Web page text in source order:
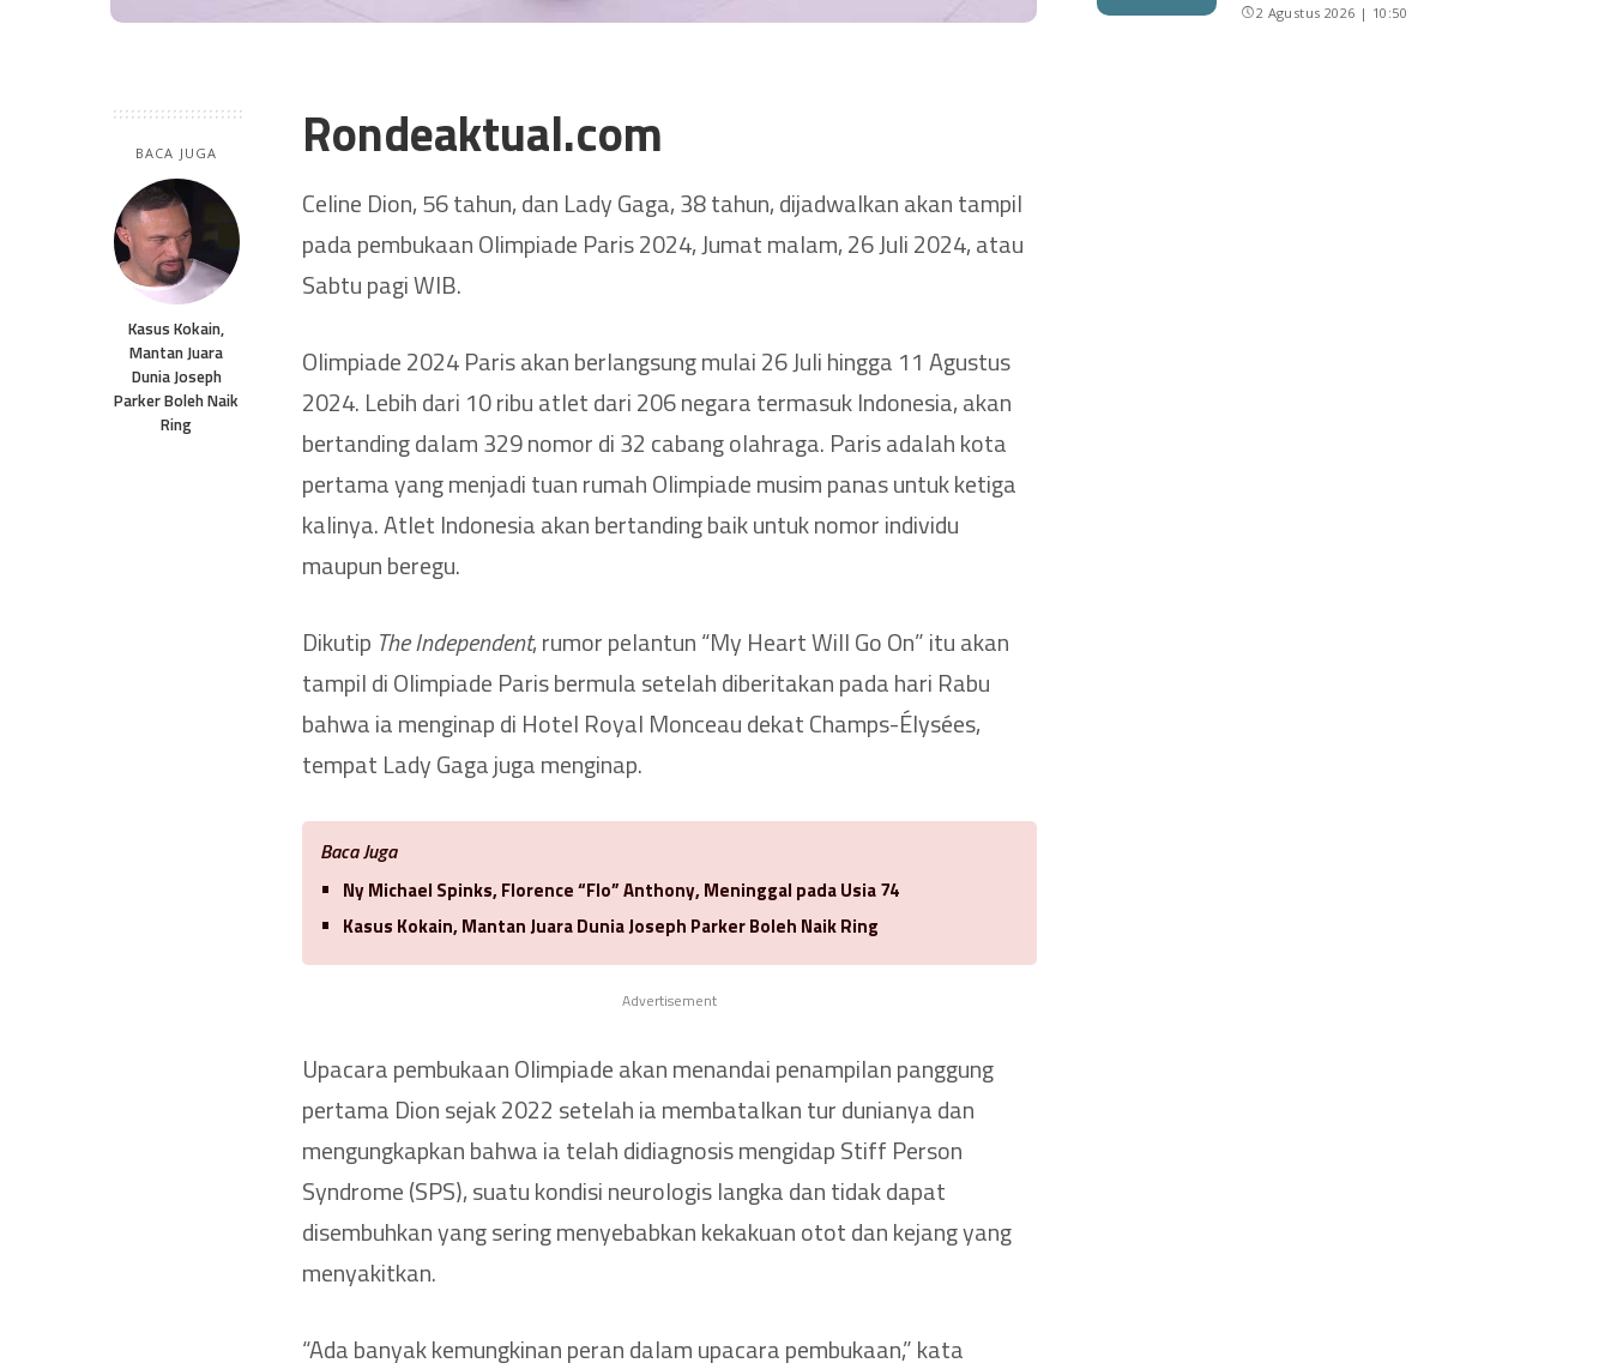
BACA JUGA
Kasus Kokain,
Mantan Juara
Dunia Joseph
Parker Boleh Naik
Ring
Rondeaktual.com
Celine Dion, 56 tahun, dan Lady Gaga, 38 tahun, dijadwalkan akan tampil
pada pembukaan Olimpiade Paris 2024, Jumat malam, 26 Juli 2024, atau
Sabtu pagi WIB.
Olimpiade 2024 Paris akan berlangsung mulai 26 Juli hingga 11 Agustus
2024. Lebih dari 10 ribu atlet dari 206 negara termasuk Indonesia, akan
bertanding dalam 329 nomor di 32 cabang olahraga. Paris adalah kota
pertama yang menjadi tuan rumah Olimpiade musim panas untuk ketiga
kalinya. Atlet Indonesia akan bertanding baik untuk nomor individu
maupun beregu.
Dikutip The Independent, rumor pelantun “My Heart Will Go On” itu akan
tampil di Olimpiade Paris bermula setelah diberitakan pada hari Rabu
bahwa ia menginap di Hotel Royal Monceau dekat Champs-Élysées,
tempat Lady Gaga juga menginap.
Baca Juga
Ny Michael Spinks, Florence “Flo” Anthony, Meninggal pada Usia 74
Kasus Kokain, Mantan Juara Dunia Joseph Parker Boleh Naik Ring
Advertisement
Upacara pembukaan Olimpiade akan menandai penampilan panggung
pertama Dion sejak 2022 setelah ia membatalkan tur dunianya dan
mengungkapkan bahwa ia telah didiagnosis mengidap Stiff Person
Syndrome (SPS), suatu kondisi neurologis langka dan tidak dapat
disembuhkan yang sering menyebabkan kekakuan otot dan kejang yang
menyakitkan.
“Ada banyak kemungkinan peran dalam upacara pembukaan,” kata
2 Agustus 2026 | 10:50